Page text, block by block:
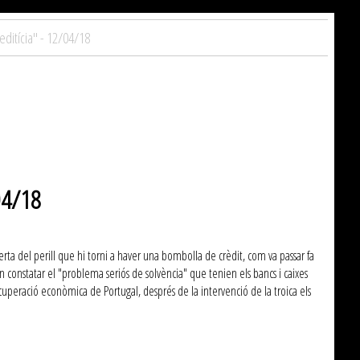
- 12/04/18
18
del perill que hi torni a haver una bombolla de crèdit, com va passar fa
el "problema seriós de solvència" que tenien els bancs i caixes
econòmica de Portugal, després de la intervenció de la troica els